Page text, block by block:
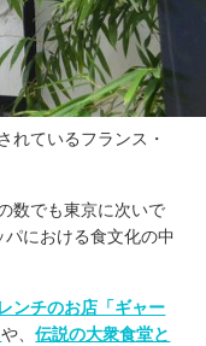
れているフランス・
数でも東京に次いで
における食文化の中
ンチのお店「ギャー
や、伝説の大衆食堂と